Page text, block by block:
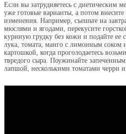
Если вы затрудняетесь с диетическим
уже готовые варианты, а потом
изменения. Например, съешьте на
мюслями и ягодами, перекусите
куриную грудку без кожи и подайте ее
лука, томата, манго с лимонным соком
картошкой, когда проголодаетесь
твредого сыра. Поужинайте
лапшой, несколькими томатами черри и